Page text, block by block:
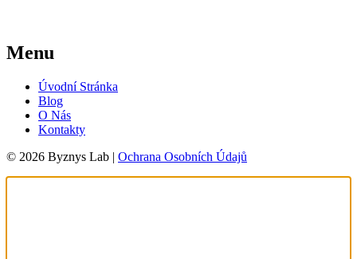
Menu
Úvodní Stránka
Blog
O Nás
Kontakty
© 2026 Byznys Lab | Ochrana Osobních Údajů